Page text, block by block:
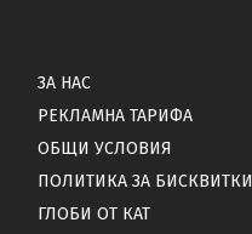
ЗА НАС
РЕКЛАМНА ТАРИФА
ОБЩИ УСЛОВИЯ
ПОЛИТИКА ЗА БИСКВИТКИ
ГЛОБИ ОТ КАТ